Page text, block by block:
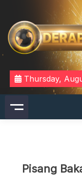
content
Thursday,
Pisang